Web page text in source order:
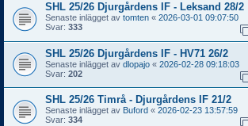
SHL 25/26 Djurgårdens IF - Leksand 28/2
Senaste inlägget av tomten « 2026-03-01 09:07:50
Svar: 333
SHL 25/26 Djurgårdens IF - HV71 26/2
Senaste inlägget av dlopajo « 2026-02-28 09:18:03
Svar: 202
SHL 25/26 Timrå - Djurgårdens IF 21/2
Senaste inlägget av Buford « 2026-02-23 13:57:59
Svar: 334